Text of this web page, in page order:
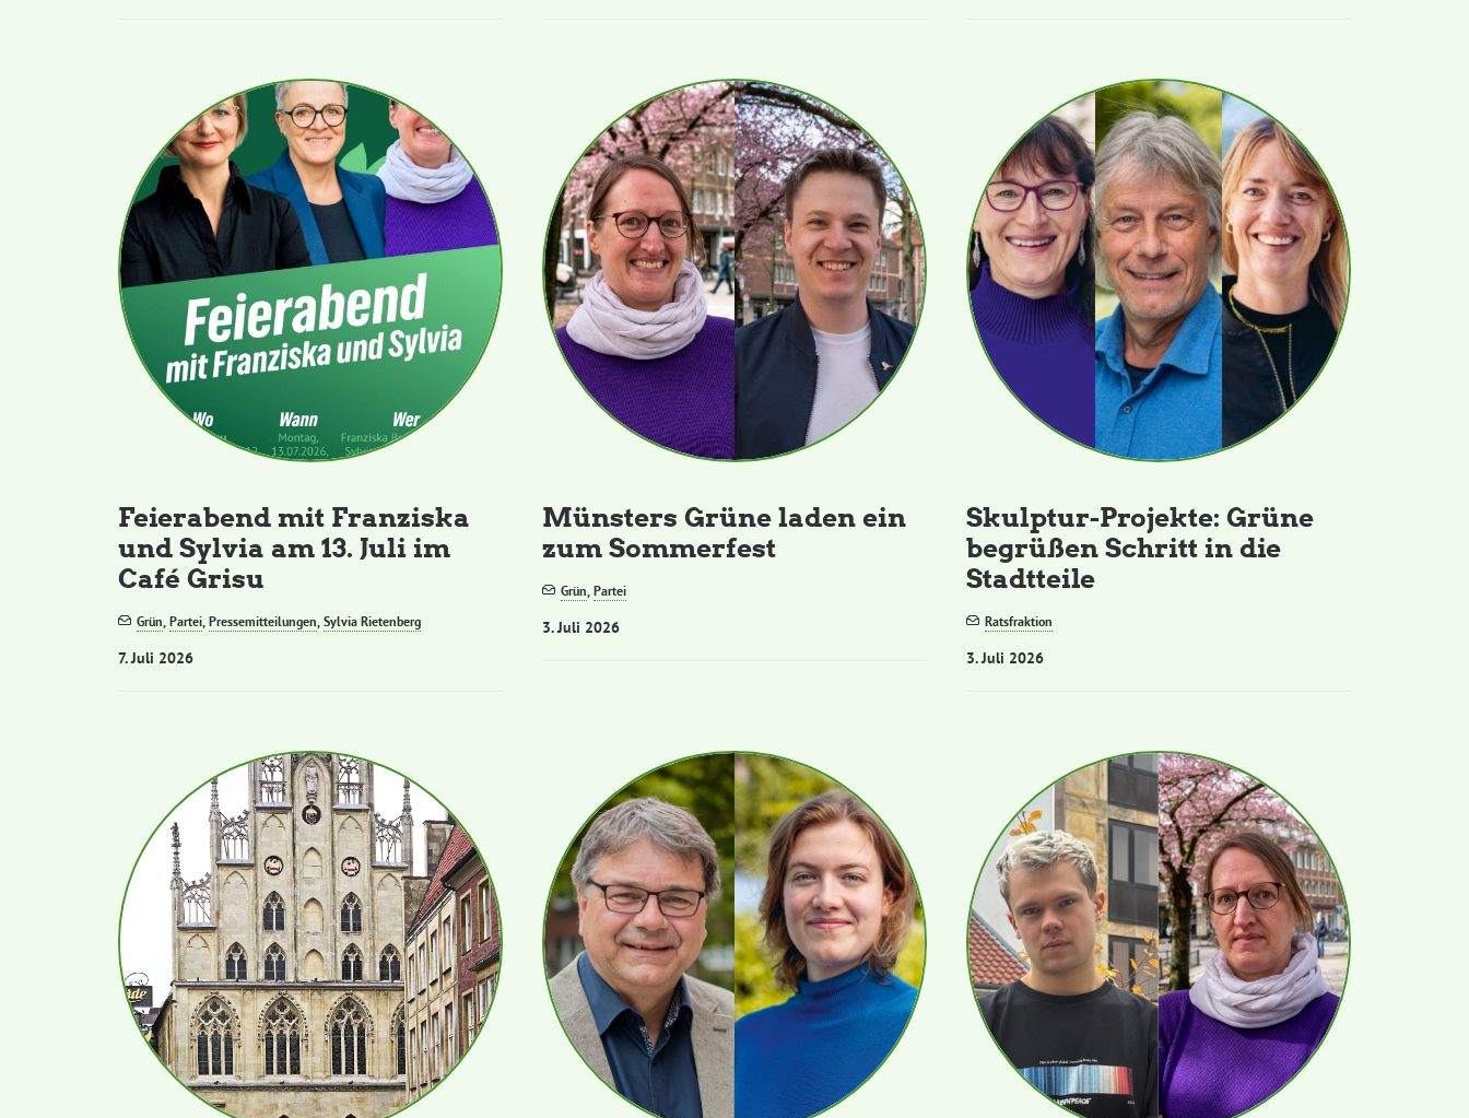
Feierabend mit Franziska
und Sylvia am 13. Juli im
Café Grisu
Grün,Partei,Pressemitteilungen,Sylvia Rietenberg
7. Juli 2026
Münsters Grüne laden ein
zum Sommerfest
Grün,Partei
3. Juli 2026
Skulptur-Projekte: Grüne
begrüßen Schritt in die
Stadtteile
Ratsfraktion
3. Juli 2026